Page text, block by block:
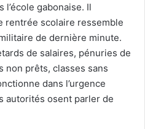
gabonaise. Il
rentrée scolaire ressemble
de dernière minute.
de salaires, pénuries de
non prêts, classes sans
dans l’urgence
autorités osent parler de